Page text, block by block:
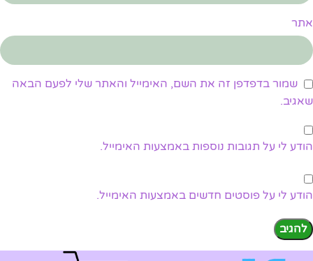
אתר
שמור בדפדפן זה את השם, האימייל והאתר שלי לפעם הבאה
שאגיב.
הודע לי על תגובות נוספות באמצעות האימייל.
הודע לי על פוסטים חדשים באמצעות האימייל.